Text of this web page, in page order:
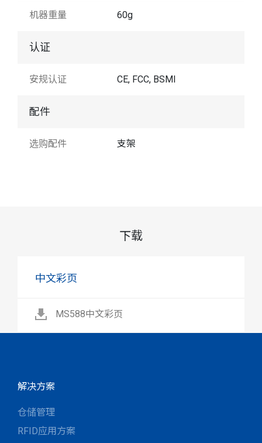
机器重量 60g
认证
安规认证 CE, FCC, BSMI
配件
选购配件 支架
下载
中文彩页
MS588中文彩页
解决方案
仓储管理
RFID应用方案